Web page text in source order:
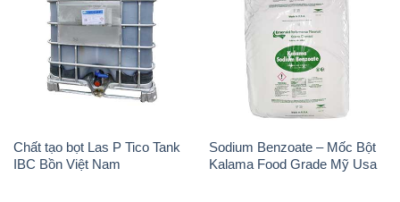
Chất tạo bọt Las P Tico Tank
IBC Bồn Việt Nam
Sodium Benzoate – Mốc Bột
Kalama Food Grade Mỹ Usa